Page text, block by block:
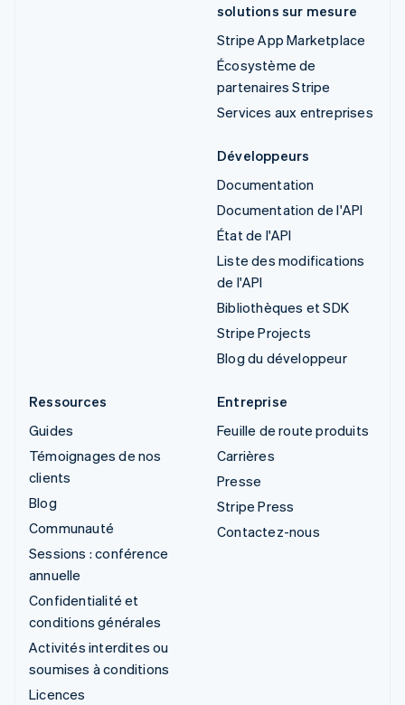
solutions sur mesure
Stripe App Marketplace
Écosystème de
partenaires Stripe
Services aux entreprises
Développeurs
Documentation
Documentation de l'API
État de l'API
Liste des modifications
de l'API
Bibliothèques et SDK
Stripe Projects
Blog du développeur
Ressources
Guides
Témoignages de nos
clients
Blog
Communauté
Sessions : conférence
annuelle
Confidentialité et
conditions générales
Activités interdites ou
soumises à conditions
Licences
Entreprise
Feuille de route produits
Carrières
Presse
Stripe Press
Contactez-nous